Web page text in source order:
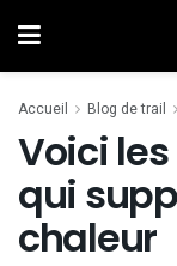
Accueil Blog de trail
Voici
qui
chaleur